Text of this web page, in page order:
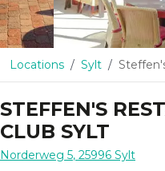
Locations Sylt
STEFFEN'S
CLUB SYLT
Norderweg 5, 25996 Sylt